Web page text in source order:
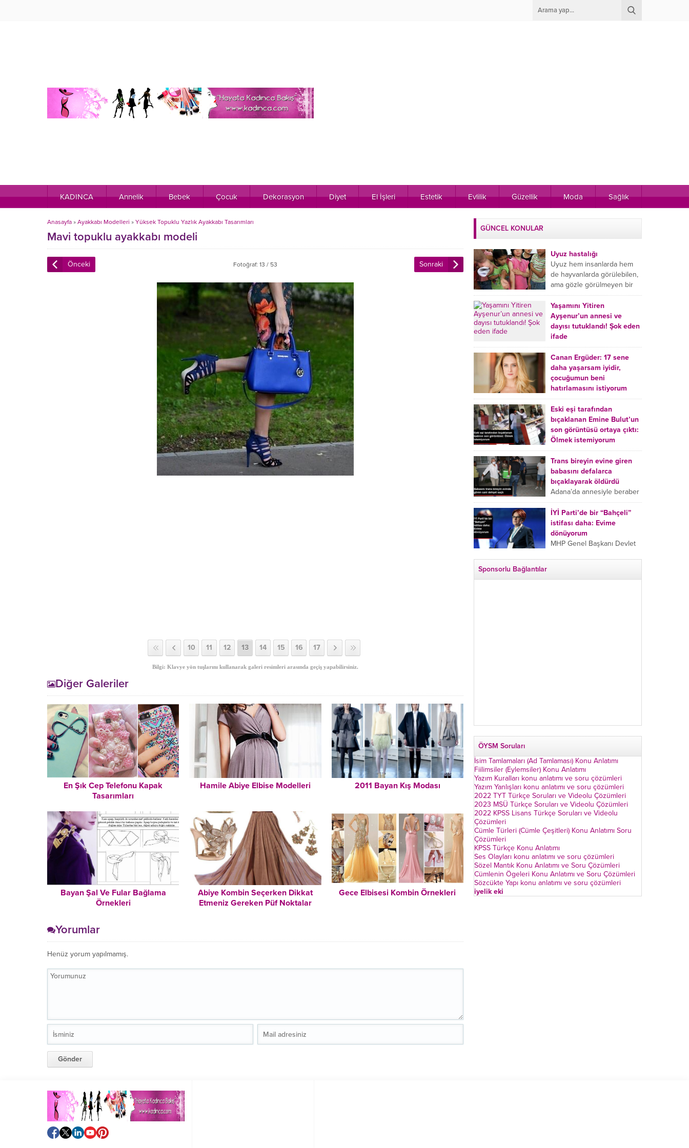
KADINCA Annelik Bebek Çocuk Dekorasyon Diyet El İşleri Estetik Evlilik Güzellik Moda Sağlık
Anasayfa » Ayakkabı Modelleri » Yüksek Topuklu Yazlık Ayakkabı Tasarımları
Mavi topuklu ayakkabı modeli
Önceki Fotoğraf: 13 / 53 Sonraki
10 11 12 13 14 15 16 17
Bilgi: Klavye yön tuşlarını kullanarak galeri resimleri arasında geçiş yapabilirsiniz.
Diğer Galeriler
En Şık Cep Telefonu Kapak
Tasarımları
Hamile Abiye Elbise Modelleri 2011 Bayan Kış Modası
Bayan Şal Ve Fular Bağlama
Örnekleri
Abiye Kombin Seçerken Dikkat
Etmeniz Gereken Püf Noktalar
Gece Elbisesi Kombin Örnekleri
Yorumlar
Henüz yorum yapılmamış.
GÜNCEL KONULAR
Uyuz hastalığı
Uyuz hem insanlarda hem
de hayvanlarda görülebilen,
ama gözle görülmeyen bir
tür mikroplu böcek
hastalığıdır. Uyuz hastalığı
(Urticaria), deride veya...
Yaşamını Yitiren
Ayşenur’un annesi ve
dayısı tutuklandı! Şok eden
ifade
Burdur’da yatağında ölü
bulunan Ayşenur Kazık’ın (2)
annesi Kader Karadeniz (23)
ile dayısı Hızır Tunç
Çetinkaya (19) tutuklandı.
Çetinkaya, ifadesinde...
Canan Ergüder: 17 sene
daha yaşarsam iyidir,
çocuğumun beni
hatırlamasını istiyorum
Kanser tedavisi gören ünlü
oyuncu Canan Ergüder,
hastalık sürecini anlattı:
Meme kanserine yakalanan
ünlü oyuncu Canan Ergüder
aklıma ilk ölümün...
Eski eşi tarafından
bıçaklanan Emine Bulut’un
son görüntüsü ortaya çıktı:
Ölmek istemiyorum
Kırıkkale’de eski eşi
tarafından boğazından
bıçaklanan Emine Bulut’un
“Ben ölmek istemiyorum”
demesi ve yanında bulunan
10 yaşındaki kızının “Anne
lütfen...
Trans bireyin evine giren
babasını defalarca
bıçaklayarak öldürdü
Adana’da annesiyle beraber
takip ettiği babasının trans
bireyin evine girdiği gören
cani, babasını vücudunun
çeşitli yerlerinden
bıçaklayarak öldürdü.
İYİ Parti’de bir “Bahçeli”
istifası daha: Evime
dönüyorum
MHP Genel Başkanı Devlet
Sponsorlu Bağlantılar
ÖYSM Soruları
İsim Tamlamaları (Ad Tamlaması) Konu Anlatımı
Fiilimsiler (Eylemsiler) Konu Anlatımı
Yazım Kuralları konu anlatımı ve soru çözümleri
Yazım Yanlışları konu anlatımı ve soru çözümleri
2022 TYT Türkçe Soruları ve Videolu Çözümleri
2023 MSÜ Türkçe Soruları ve Videolu Çözümleri
2022 KPSS Lisans Türkçe Soruları ve Videolu
Çözümleri
Cümle Türleri (Cümle Çeşitleri) Konu Anlatımı Soru
Çözümleri
KPSS Türkçe Konu Anlatımı
Ses Olayları konu anlatımı ve soru çözümleri
Sözel Mantık Konu Anlatımı ve Soru Çözümleri
Cümlenin Ögeleri Konu Anlatımı ve Soru Çözümleri
Sözcükte Yapı konu anlatımı ve soru çözümleri
iyelik eki